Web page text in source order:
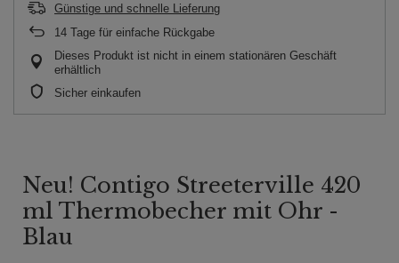
Günstige und schnelle Lieferung
14 Tage für einfache Rückgabe
Dieses Produkt ist nicht in einem stationären Geschäft
erhältlich
Sicher einkaufen
Neu! Contigo Streeterville 420
ml Thermobecher mit Ohr -
Blau